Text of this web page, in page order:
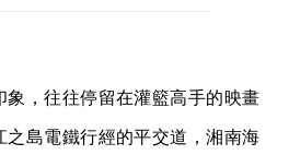
象，往往停留在灌籃高手的映畫
之島電鐵行經的平交道，湘南海